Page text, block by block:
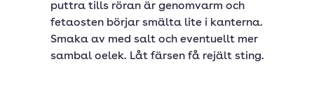
puttra tills röran är genomvarm och
fetaosten börjar smälta lite i kanterna.
Smaka av med salt och eventuellt mer
sambal oelek. Låt färsen få rejält sting.